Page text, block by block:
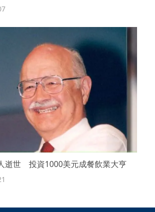
逝世 投資1000美元成餐飲業大亨